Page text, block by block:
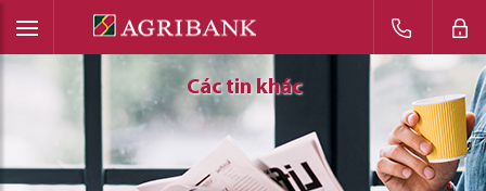
Các tin khác
Các tin khác
Các tin khác